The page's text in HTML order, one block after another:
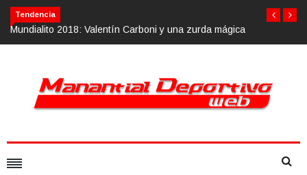
Tendencia
mágicaCalvario Race 2018, 10 de noviembre